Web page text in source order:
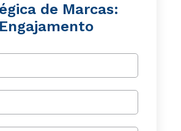
de Marcas: